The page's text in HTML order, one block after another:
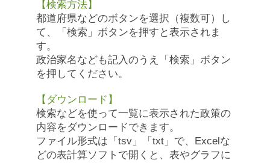
【検索方法】
都道府県などのボタンを選択（複数可）し
て、「検索」ボタンを押すと表示されま
す。
政治家名なども記入のうえ「検索」ボタン
を押してください。
【ダウンロード】
検索などを使って一覧に表示された政策の
内容をダウンロードできます。
ファイル形式は「tsv」「txt」で、Excelな
どの表計算ソフトで開くと、表やグラフに